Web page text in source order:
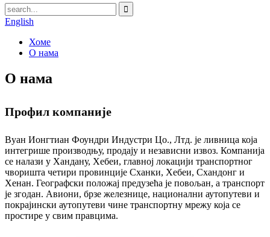
English
Хоме
О нама
О нама
Профил компаније
Вуан Ионгтиан Фоундри Индустри Цо., Лтд. је ливница која
интегрише производњу, продају и независни извоз. Компанија
се налази у Хандану, Хебеи, главној локацији транспортног
чворишта четири провинције Сханки, Хебеи, Схандонг и
Хенан. Географски положај предузећа је повољан, а транспорт
је згодан. Авиони, брзе железнице, национални аутопутеви и
покрајински аутопутеви чине транспортну мрежу која се
простире у свим правцима.